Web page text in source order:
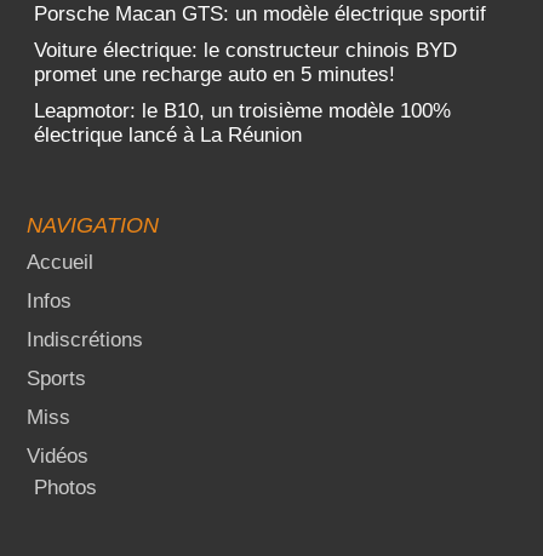
Porsche Macan GTS: un modèle électrique sportif
Voiture électrique: le constructeur chinois BYD
promet une recharge auto en 5 minutes!
Leapmotor: le B10, un troisième modèle 100%
électrique lancé à La Réunion
NAVIGATION
Accueil
Infos
Indiscrétions
Sports
Miss
Vidéos
Photos